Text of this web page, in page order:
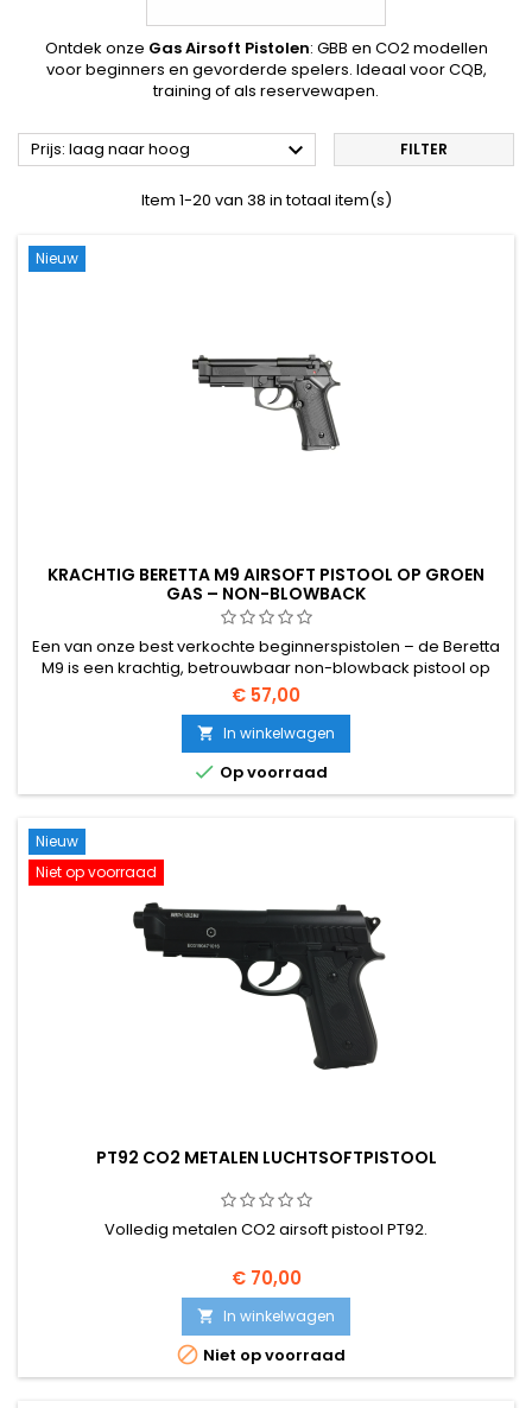
Ontdek onze Gas Airsoft Pistolen: GBB en CO2 modellen
voor beginners en gevorderde spelers. Ideaal voor CQB,
training of als reservewapen.
Prijs: laag naar hoog  FILTER
Item 1-20 van 38 in totaal item(s)
Nieuw
KRACHTIG BERETTA M9 AIRSOFT PISTOOL OP GROEN
GAS – NON-BLOWBACK
Een van onze best verkochte beginnerspistolen – de Beretta
M9 is een krachtig, betrouwbaar non-blowback pistool op
groen gas. Getest op 115–124 m/s, combineert het een
realistische uitstraling op ware grootte met verstelbare hop-
up en een Picatinny rail, voor een voordelige prijs.
€ 57,00
 In winkelwagen
 Op voorraad
Nieuw
Niet op voorraad
PT92 CO2 METALEN LUCHTSOFTPISTOOL
Volledig metalen CO2 airsoft pistool PT92.
€ 70,00
 In winkelwagen
 Niet op voorraad